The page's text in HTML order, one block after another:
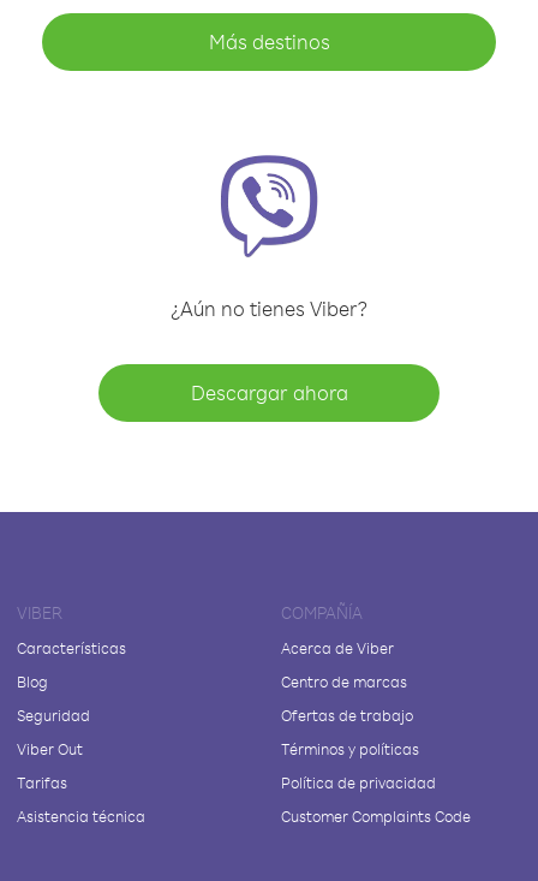
Más destinos
¿Aún no tienes Viber?
Descargar ahora
VIBER
Características
Blog
Seguridad
Viber Out
Tarifas
Asistencia técnica
COMPAÑÍA
Acerca de Viber
Centro de marcas
Ofertas de trabajo
Términos y políticas
Política de privacidad
Customer Complaints Code